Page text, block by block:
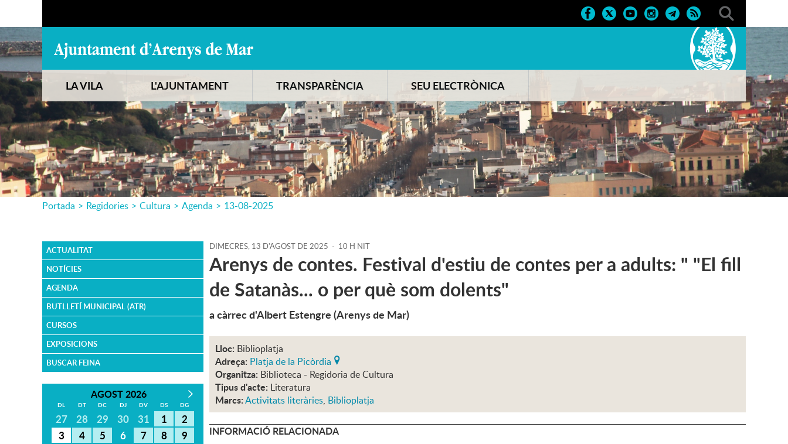
LA VILA L'AJUNTAMENT TRANSPARÈNCIA SEU ELECTRÒNICA
Portada > Regidories > Cultura > Agenda > 13-08-2025
ACTUALITAT
NOTÍCIES
AGENDA
BUTLLETÍ MUNICIPAL (ATR)
CURSOS
EXPOSICIONS
BUSCAR FEINA
AGOST 2026
DL DT DC DJ DV DS DG
27 28 29 30 31 1
2
3
4 5 6 7 8
9
DIMECRES, 13 D'AGOST DE 2025 - 10 H NIT
Arenys de contes. Festival d'estiu de contes per a adults: " "El fill
de Satanàs... o per què som dolents"
a càrrec d'Albert Estengre (Arenys de Mar)
Lloc: Biblioplatja
Adreça: Platja de la Picòrdia
Organitza: Biblioteca - Regidoria de Cultura
Tipus d'acte: Literatura
Marcs:Activitats literàries, Biblioplatja
INFORMACIÓ RELACIONADA